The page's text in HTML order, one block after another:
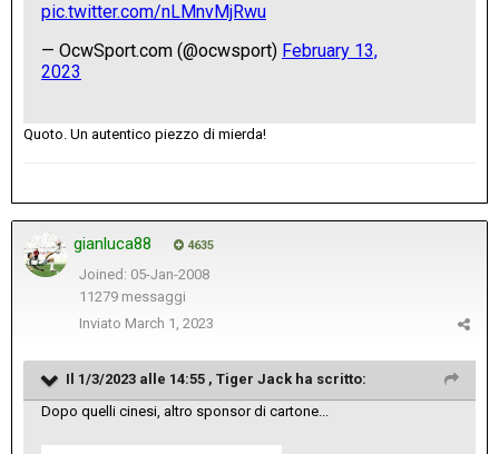
Quoto. Un autentico piezzo di mierda!
gianluca88 4635
Joined: 05-Jan-2008
11279 messaggi
Inviato March 1, 2023
Il 1/3/2023 alle 14:55 , Tiger Jack ha scritto:
Dopo quelli cinesi, altro sponsor di cartone...